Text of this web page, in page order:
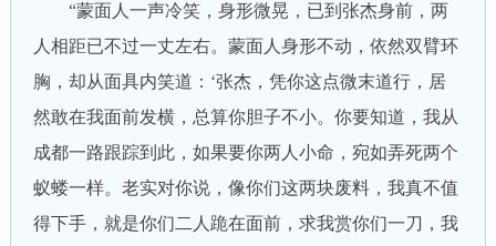
“蒙面人一声冷笑，身形微晃，已到张杰身前，两
人相距已不过一丈左右。蒙面人身形不动，依然双臂环
胸，却从面具内笑道：‘张杰，凭你这点微末道行，居
然敢在我面前发横，总算你胆子不小。你要知道，我从
成都一路跟踪到此，如果要你两人小命，宛如弄死两个
蚁蝼一样。老实对你说，像你们这两块废料，我真不值
得下手，就是你们二人跪在面前，求我赏你们一刀，我